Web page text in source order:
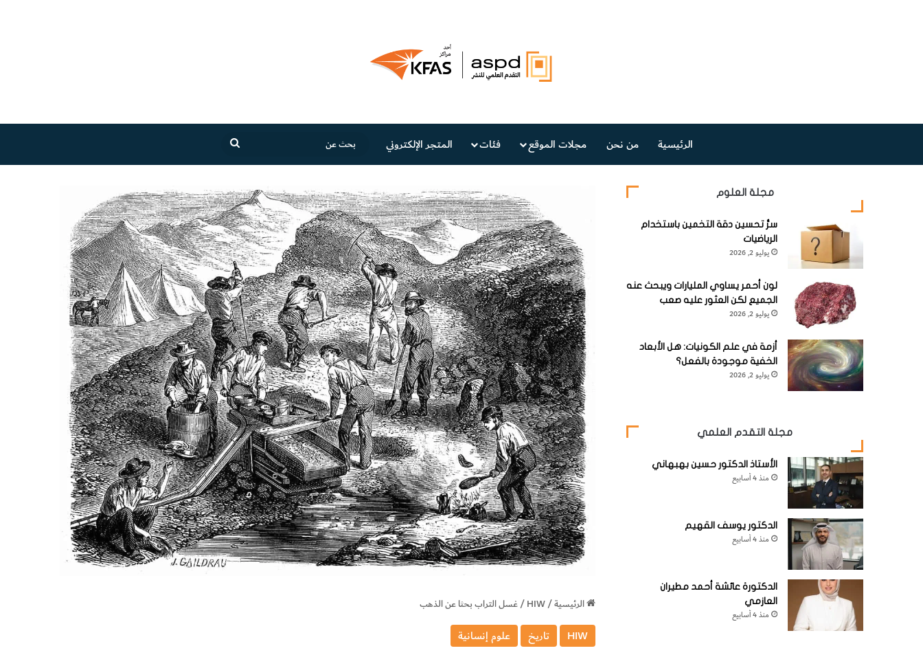
الرئيسية من نحن مجلات الموقع فئات المتجر الإلكتروني
عن
الرئيسية/
HIW
/غسل التراب بحثا عن الذهب
HIW تاريخ علوم إنسانية
مجلة العلوم
سرُّ تحسين دقة التخمين باستخدام
الرياضيات
يوليو 2, 2026
لون أحمر يساوي المليارات ويبحث عنه
الجميع لكن العثور عليه صعب
يوليو 2, 2026
أزمة في علم الكونيات: هل الأبعاد
الخفية موجودة بالفعل؟
يوليو 2, 2026
مجلة التقدم العلمي
الأستاذ الدكتور حسين بهبهاني
منذ 4 أسابيع
الدكتور يوسف القهيم
منذ 4 أسابيع
الدكتورة عائشة أحمد مطيران
العازمي
منذ 4 أسابيع